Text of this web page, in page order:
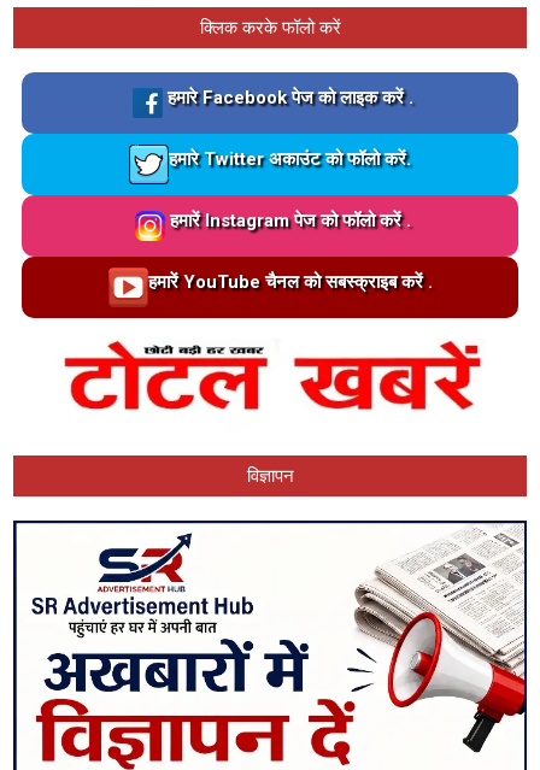
क्लिक करके फॉलो करें
Loading…
हमारे Facebook पेज को लाइक करें .
Loading…
हमारे Twitter अकाउंट को फॉलो करें.
Loading…
हमारें Instagram पेज को फॉलो करें .
Loading…हमारें YouTube चैनल को सबस्क्राइब करें .
विज्ञापन